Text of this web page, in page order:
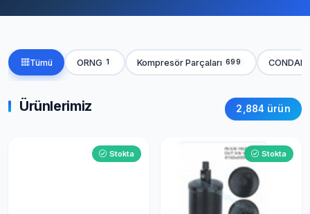
Tümü ORNG 1 Kompresör Parçaları 699
Ürünlerimiz 2,884 ürün
Stokta Stokta